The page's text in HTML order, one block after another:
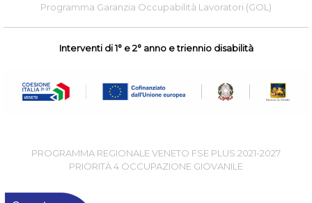
Programma Garanzia Occupabilità Lavoratori (GOL)
Interventi di 1° e 2° anno e triennio disabilità
PROGRAMMA REGIONALE VENETO FSE PLUS 2021-2027
PRIORITÀ 4 OCCUPAZIONE GIOVANILE